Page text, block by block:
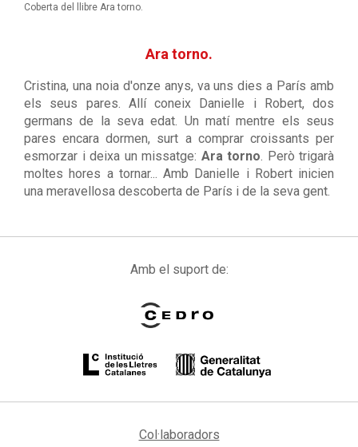
Coberta del llibre Ara torno.
Ara torno.
Cristina, una noia d'onze anys, va uns dies a París amb
els seus pares. Allí coneix Danielle i Robert, dos
germans de la seva edat. Un matí mentre els seus
pares encara dormen, surt a comprar croissants per
esmorzar i deixa un missatge: Ara torno. Però trigarà
moltes hores a tornar... Amb Danielle i Robert inicien
una meravellosa descoberta de París i de la seva gent.
Amb el suport de:
Col·laboradors